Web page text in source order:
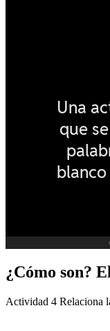
¿Cómo son?
Actividad 4 Relaciona